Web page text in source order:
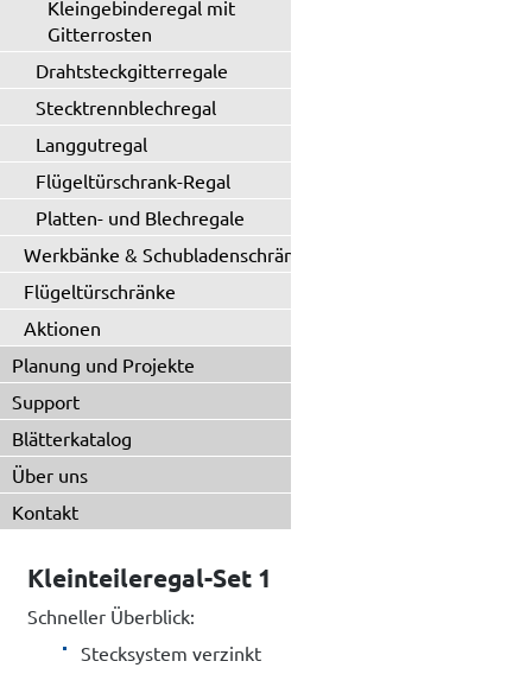
Kleingebinderegal mit
Gitterrosten
Drahtsteckgitterregale
Stecktrennblechregal
Langgutregal
Flügeltürschrank-Regal
Platten- und Blechregale
Werkbänke & Schubladenschränke
Flügeltürschränke
Aktionen
Planung und Projekte
Support
Blätterkatalog
Über uns
Kontakt
Kleinteileregal-Set 1
Schneller Überblick:
Stecksystem verzinkt